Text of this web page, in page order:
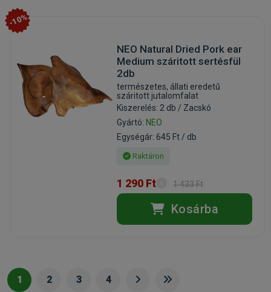
-10%
NEO Natural Dried Pork ear
Medium száritott sertésfül
2db
természetes, állati eredetű
száritott jutalomfalat
Kiszerelés: 2 db / Zacskó
Gyártó: NEO
Egységár: 645 Ft / db
Raktáron
1 290 Ft 1 433 Ft
Kosárba
1 2 3 4